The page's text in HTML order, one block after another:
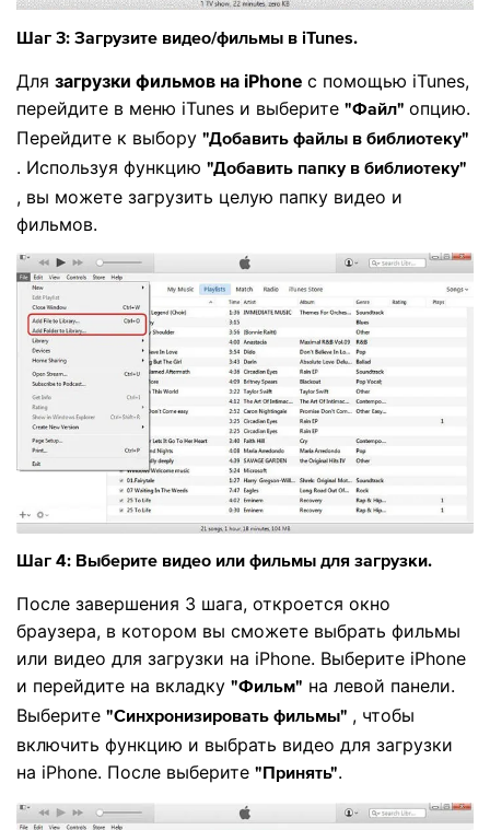
Шаг 3: Загрузите видео/фильмы в iTunes.
Для загрузки фильмов на iPhone с помощью iTunes,
перейдите в меню iTunes и выберите "Файл" опцию.
Перейдите к выбору "Добавить файлы в библиотеку"
. Используя функцию "Добавить папку в библиотеку"
, вы можете загрузить целую папку видео и
фильмов.
Шаг 4: Выберите видео или фильмы для загрузки.
После завершения 3 шага, откроется окно
браузера, в котором вы сможете выбрать фильмы
или видео для загрузки на iPhone. Выберите iPhone
и перейдите на вкладку "Фильм" на левой панели.
Выберите "Синхронизировать фильмы" , чтобы
включить функцию и выбрать видео для загрузки
на iPhone. После выберите "Принять".